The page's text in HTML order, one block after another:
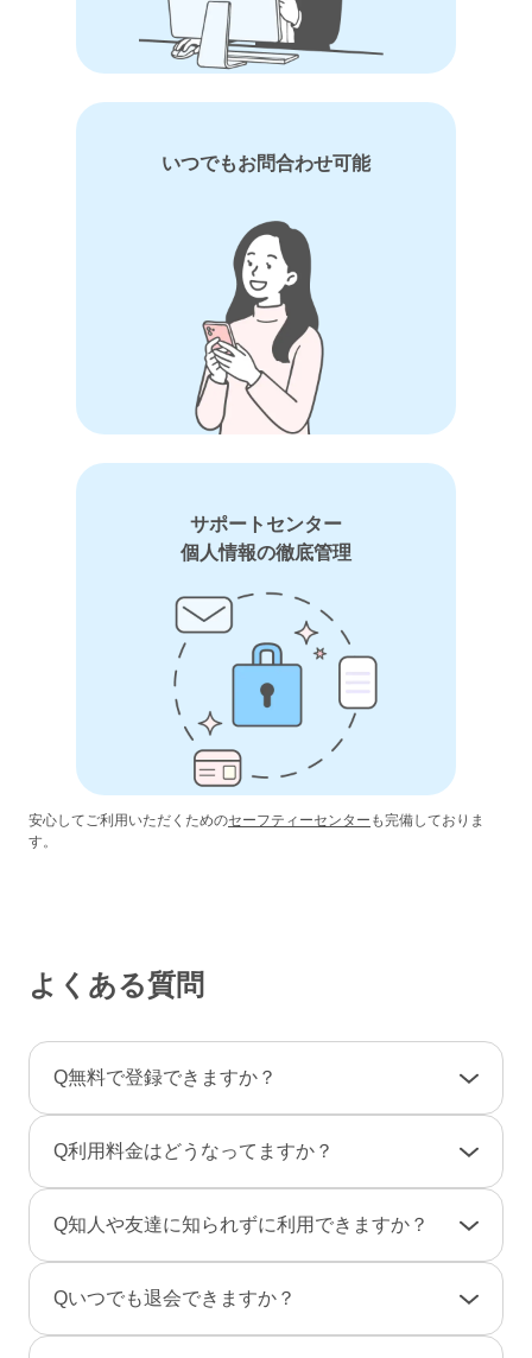
いつでもお問合わせ可能
サポートセンター
個人情報の徹底管理
安心してご利用いただくためのセーフティーセンター も完備しておりま
す。
よくある質問
Q無料で登録できますか？
さい。
です。そのため、弊社からお客様へ料金の請求
や督促のご連絡が届くことはありません。
Q利用料金はどうなってますか？
一部のコンテンツの利用はコイン（有料）が必
男性は、事前にポイントをご購入のうえご利用
Q知人や友達に知られずに利用できますか？
のニックネームで、プロフ画像を登録しない状
Qいつでも退会できますか？